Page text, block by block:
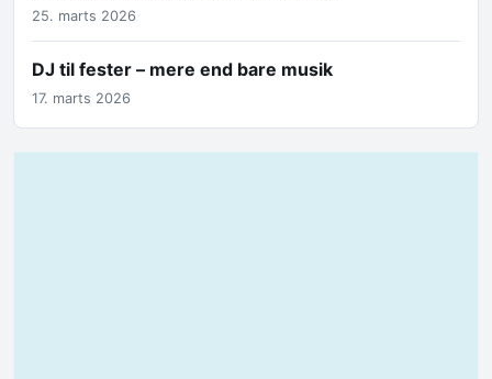
25. marts 2026
DJ til fester – mere end bare musik
17. marts 2026